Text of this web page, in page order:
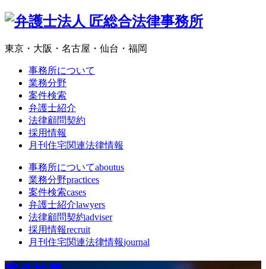
東京・大阪・名古屋・仙台・福岡
事務所について
業務分野
案件検索
弁護士紹介
法律顧問契約
採用情報
月刊住宅関連法律情報
事務所についてaboutus
業務分野practices
案件検索cases
弁護士紹介lawyers
法律顧問契約adviser
採用情報recruit
月刊住宅関連法律情報journal